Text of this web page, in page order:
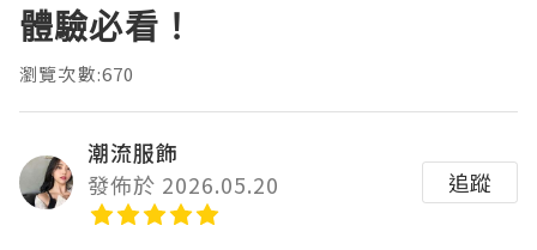
體驗必看！
瀏覽次數:670
潮流服飾
發佈於 2026.05.20
追蹤